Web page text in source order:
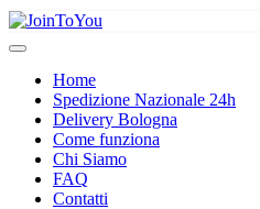
Home
Spedizione Nazionale 24h
Delivery Bologna
Come funziona
Chi Siamo
FAQ
Contatti